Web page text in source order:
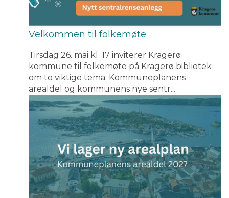
Velkommen til folkemøte
Tirsdag 26. mai kl. 17 inviterer Kragerø
kommune til folkemøte på Kragerø bibliotek
om to viktige tema: Kommuneplanens
arealdel og kommunens nye sentr...